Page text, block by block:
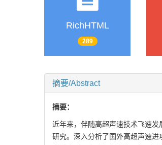
RichHTML
289
摘要/Abstract
摘要：
近年来，伴随高超声速技术飞速
研究。深入分析了国外高超声速